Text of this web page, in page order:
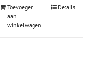
Toevoegen
aan
winkelwagen
Details